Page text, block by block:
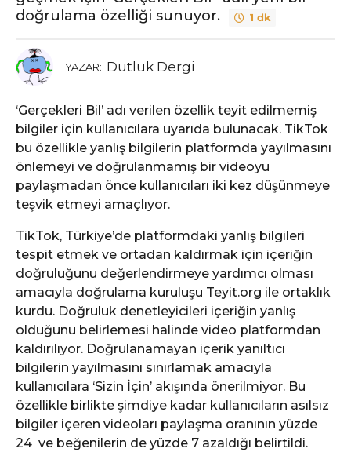
c
5
y
ö
n
c
e
doğrulama özelliği sunuyor.
1 dk
YAZAR: Dutluk Dergi
‘Gerçekleri Bil’ adı verilen özellik teyit edilmemiş
bilgiler için kullanıcılara uyarıda bulunacak. TikTok
bu özellikle yanlış bilgilerin platformda yayılmasını
önlemeyi ve doğrulanmamış bir videoyu
paylaşmadan önce kullanıcıları iki kez düşünmeye
teşvik etmeyi amaçlıyor.
TikTok, Türkiye’de platformdaki yanlış bilgileri
tespit etmek ve ortadan kaldırmak için içeriğin
doğruluğunu değerlendirmeye yardımcı olması
amacıyla doğrulama kuruluşu Teyit.org ile ortaklık
kurdu. Doğruluk denetleyicileri içeriğin yanlış
olduğunu belirlemesi halinde video platformdan
kaldırılıyor. Doğrulanamayan içerik yanıltıcı
bilgilerin yayılmasını sınırlamak amacıyla
kullanıcılara ‘Sizin İçin’ akışında önerilmiyor. Bu
özellikle birlikte şimdiye kadar kullanıcıların asılsız
bilgiler içeren videoları paylaşma oranının yüzde
24 ve beğenilerin de yüzde 7 azaldığı belirtildi.